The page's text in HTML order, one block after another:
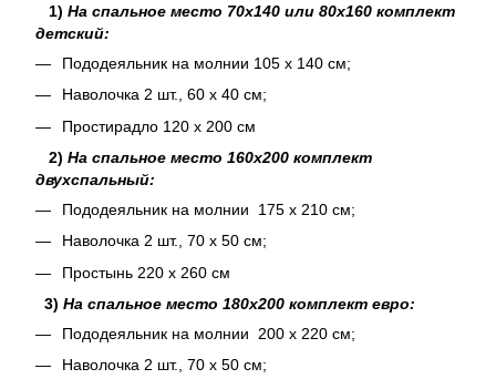
1) На спальное место 70х140 или 80х160 комплект
детский:
Пододеяльник на молнии 105 х 140 см;
Наволочка 2 шт., 60 х 40 см;
Простирадло 120 х 200 см
2) На спальное место 160х200 комплект
двухспальный:
Пододеяльник на молнии 175 х 210 см;
Наволочка 2 шт., 70 х 50 см;
Простынь 220 х 260 см
3) На спальное место 180х200 комплект евро:
Пододеяльник на молнии 200 х 220 см;
Наволочка 2 шт., 70 х 50 см;